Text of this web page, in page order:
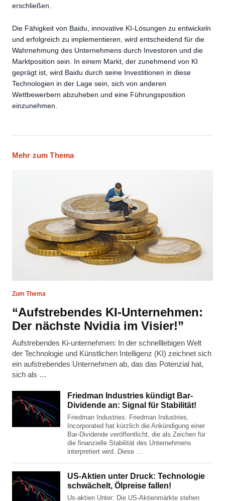
erschließen.
Die Fähigkeit von Baidu, innovative KI-Lösungen zu entwickeln
und erfolgreich zu implementieren, wird entscheidend für die
Wahrnehmung des Unternehmens durch Investoren und die
Marktposition sein. In einem Markt, der zunehmend von KI
geprägt ist, wird Baidu durch seine Investitionen in diese
Technologien in der Lage sein, sich von anderen
Wettbewerbern abzuheben und eine Führungsposition
einzunehmen.
Mehr zum Thema
Zum Thema
“Aufstrebendes KI-Unternehmen:
Der nächste Nvidia im Visier!”
Aufstrebendes Ki-unternehmen: In der schnelllebigen Welt
der Technologie und Künstlichen Intelligenz (KI) zeichnet sich
ein aufstrebendes Unternehmen ab, das das Potenzial hat,
sich als …
Friedman Industries kündigt Bar-
Dividende an: Signal für Stabilität!
Friedman Industries: Friedman Industries,
Incorporated hat kürzlich die Ankündigung einer
Bar-Dividende veröffentlicht, die als Zeichen für
die finanzielle Stabilität des Unternehmens
interpretiert wird. Diese …
US-Aktien unter Druck: Technologie
schwächelt, Ölpreise fallen!
Us-aktien Unter: Die US-Aktienmärkte stehen